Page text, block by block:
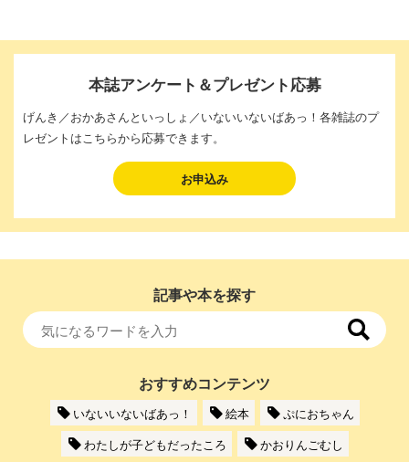
本誌アンケート＆プレゼント応募
げんき／おかあさんといっしょ／いないいないばあっ！各雑誌のプ
レゼントはこちらから応募できます。
お申込み
記事や本を探す
おすすめコンテンツ
いないいないばあっ！ 絵本
ぷにおちゃん
わたしが子どもだったころ
かおりんごむし